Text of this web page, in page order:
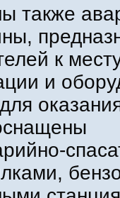
также
к
и